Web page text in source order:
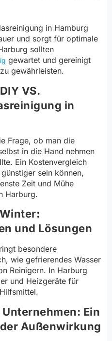
in Hamburg
und sorgt für optimale
sollten
gewartet und gereinigt
gewährleisten.
VS.
in
Frage, ob man die
in die Hand nehmen
Ein Kostenvergleich
sein können,
Zeit und Mühe
Harburg.
und Lösungen
besondere
wie gefrierendes Wasser
Reinigern. In Harburg
und Heizgeräte für
Ein
Außenwirkung